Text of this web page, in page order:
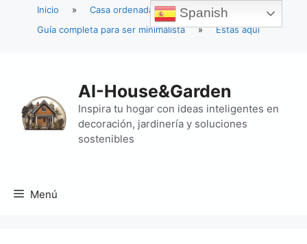
Inicio » Casa ordenada
»
Guía completa para ser minimalista
» Estás aquí
contenido
AI-House&Garden
Inspira tu hogar con ideas inteligentes en
decoración, jardinería y soluciones
sostenibles
Menú
Spanish